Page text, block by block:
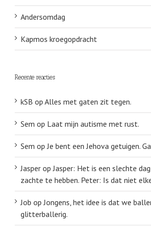
Andersomdag
Kapmos kroegopdracht
Recente reacties
kSB op Alles met gaten zit tegen.
Sem op Laat mijn autisme met rust.
Sem opJe bent een Jehova getuigen.
Jasper opJasper: Het is een slechte
zachte te hebben. Peter: Is dat niet
Job opJongens, het idee is dat we
glitterballerig.